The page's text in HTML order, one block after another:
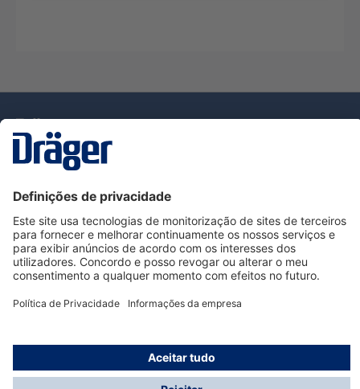
Serviço de Apoio ao Cliente Dräger
Utilização da loja
Informações
© Dräger Portugal, Lda, 2024
* Todos os preços excl. IVA mais